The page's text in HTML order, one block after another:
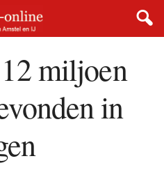
drugsgeld gevonden in twee woningen
miljoen
in